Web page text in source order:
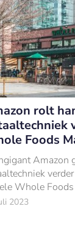
rolt
Foods
Amazon
Whole
2023